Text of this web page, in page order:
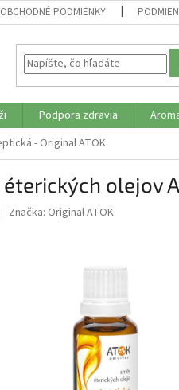
OBCHODNÉ PODMIENKY
Podpora zdravia
- Original ATOK
olejov
Značka: Original ATOK